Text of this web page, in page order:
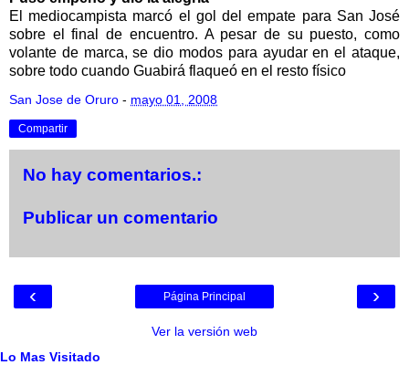
El mediocampista marcó el gol del empate para San José
sobre el final de encuentro. A pesar de su puesto, como
volante de marca, se dio modos para ayudar en el ataque,
sobre todo cuando Guabirá flaqueó en el resto físico
San Jose de Oruro - mayo 01, 2008
Compartir
No hay comentarios.:
Publicar un comentario
‹ ›
Página Principal
Ver la versión web
Lo Mas Visitado